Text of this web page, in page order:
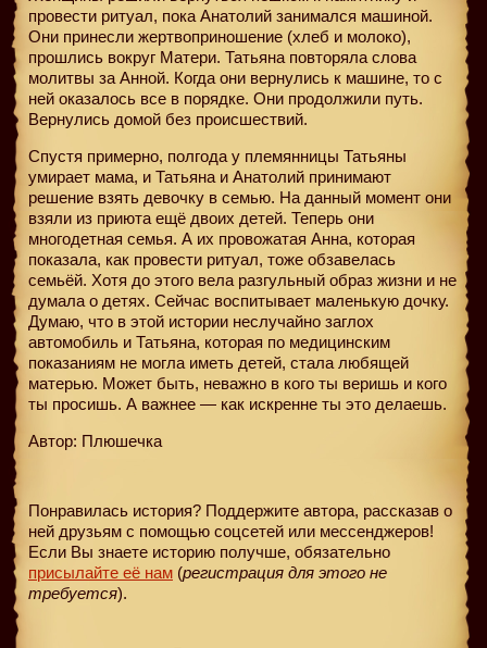
провести ритуал, пока Анатолий занимался машиной.
Они принесли жертвоприношение (хлеб и молоко),
прошлись вокруг Матери. Татьяна повторяла слова
молитвы за Анной. Когда они вернулись к машине, то с
ней оказалось все в порядке. Они продолжили путь.
Вернулись домой без происшествий.
Спустя примерно, полгода у племянницы Татьяны
умирает мама, и Татьяна и Анатолий принимают
решение взять девочку в семью. На данный момент они
взяли из приюта ещё двоих детей. Теперь они
многодетная семья. А их провожатая Анна, которая
показала, как провести ритуал, тоже обзавелась
семьёй. Хотя до этого вела разгульный образ жизни и не
думала о детях. Сейчас воспитывает маленькую дочку.
Думаю, что в этой истории неслучайно заглох
автомобиль и Татьяна, которая по медицинским
показаниям не могла иметь детей, стала любящей
матерью. Может быть, неважно в кого ты веришь и кого
ты просишь. А важнее — как искренне ты это делаешь.
Автор: Плюшечка
Понравилась история? Поддержите автора, рассказав о
ней друзьям с помощью соцсетей или мессенджеров!
Если Вы знаете историю получше, обязательно
присылайте её нам (регистрация для этого не
требуется).